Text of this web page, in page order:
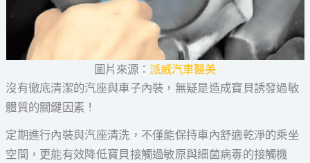
圖片來源： 派威汽車醫美
沒有徹底清潔的汽座與車子內裝，無疑是造成寶貝誘發過敏
體質的關鍵因素！
定期進行內裝與汽座清洗，不僅能保持車內舒適乾淨的乘坐
空間，更能有效降低寶貝接觸過敏原與細菌病毒的接觸機